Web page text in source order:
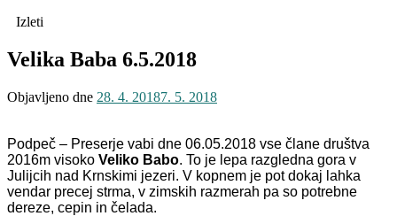
Izleti
Velika Baba 6.5.2018
Objavljeno dne 28. 4. 20187. 5. 2018
Podpeč – Preserje vabi dne 06.05.2018 vse člane društva
2016m visoko Veliko Babo. To je lepa razgledna gora v
Julijcih nad Krnskimi jezeri. V kopnem je pot dokaj lahka
vendar precej strma, v zimskih razmerah pa so potrebne
dereze, cepin in čelada.